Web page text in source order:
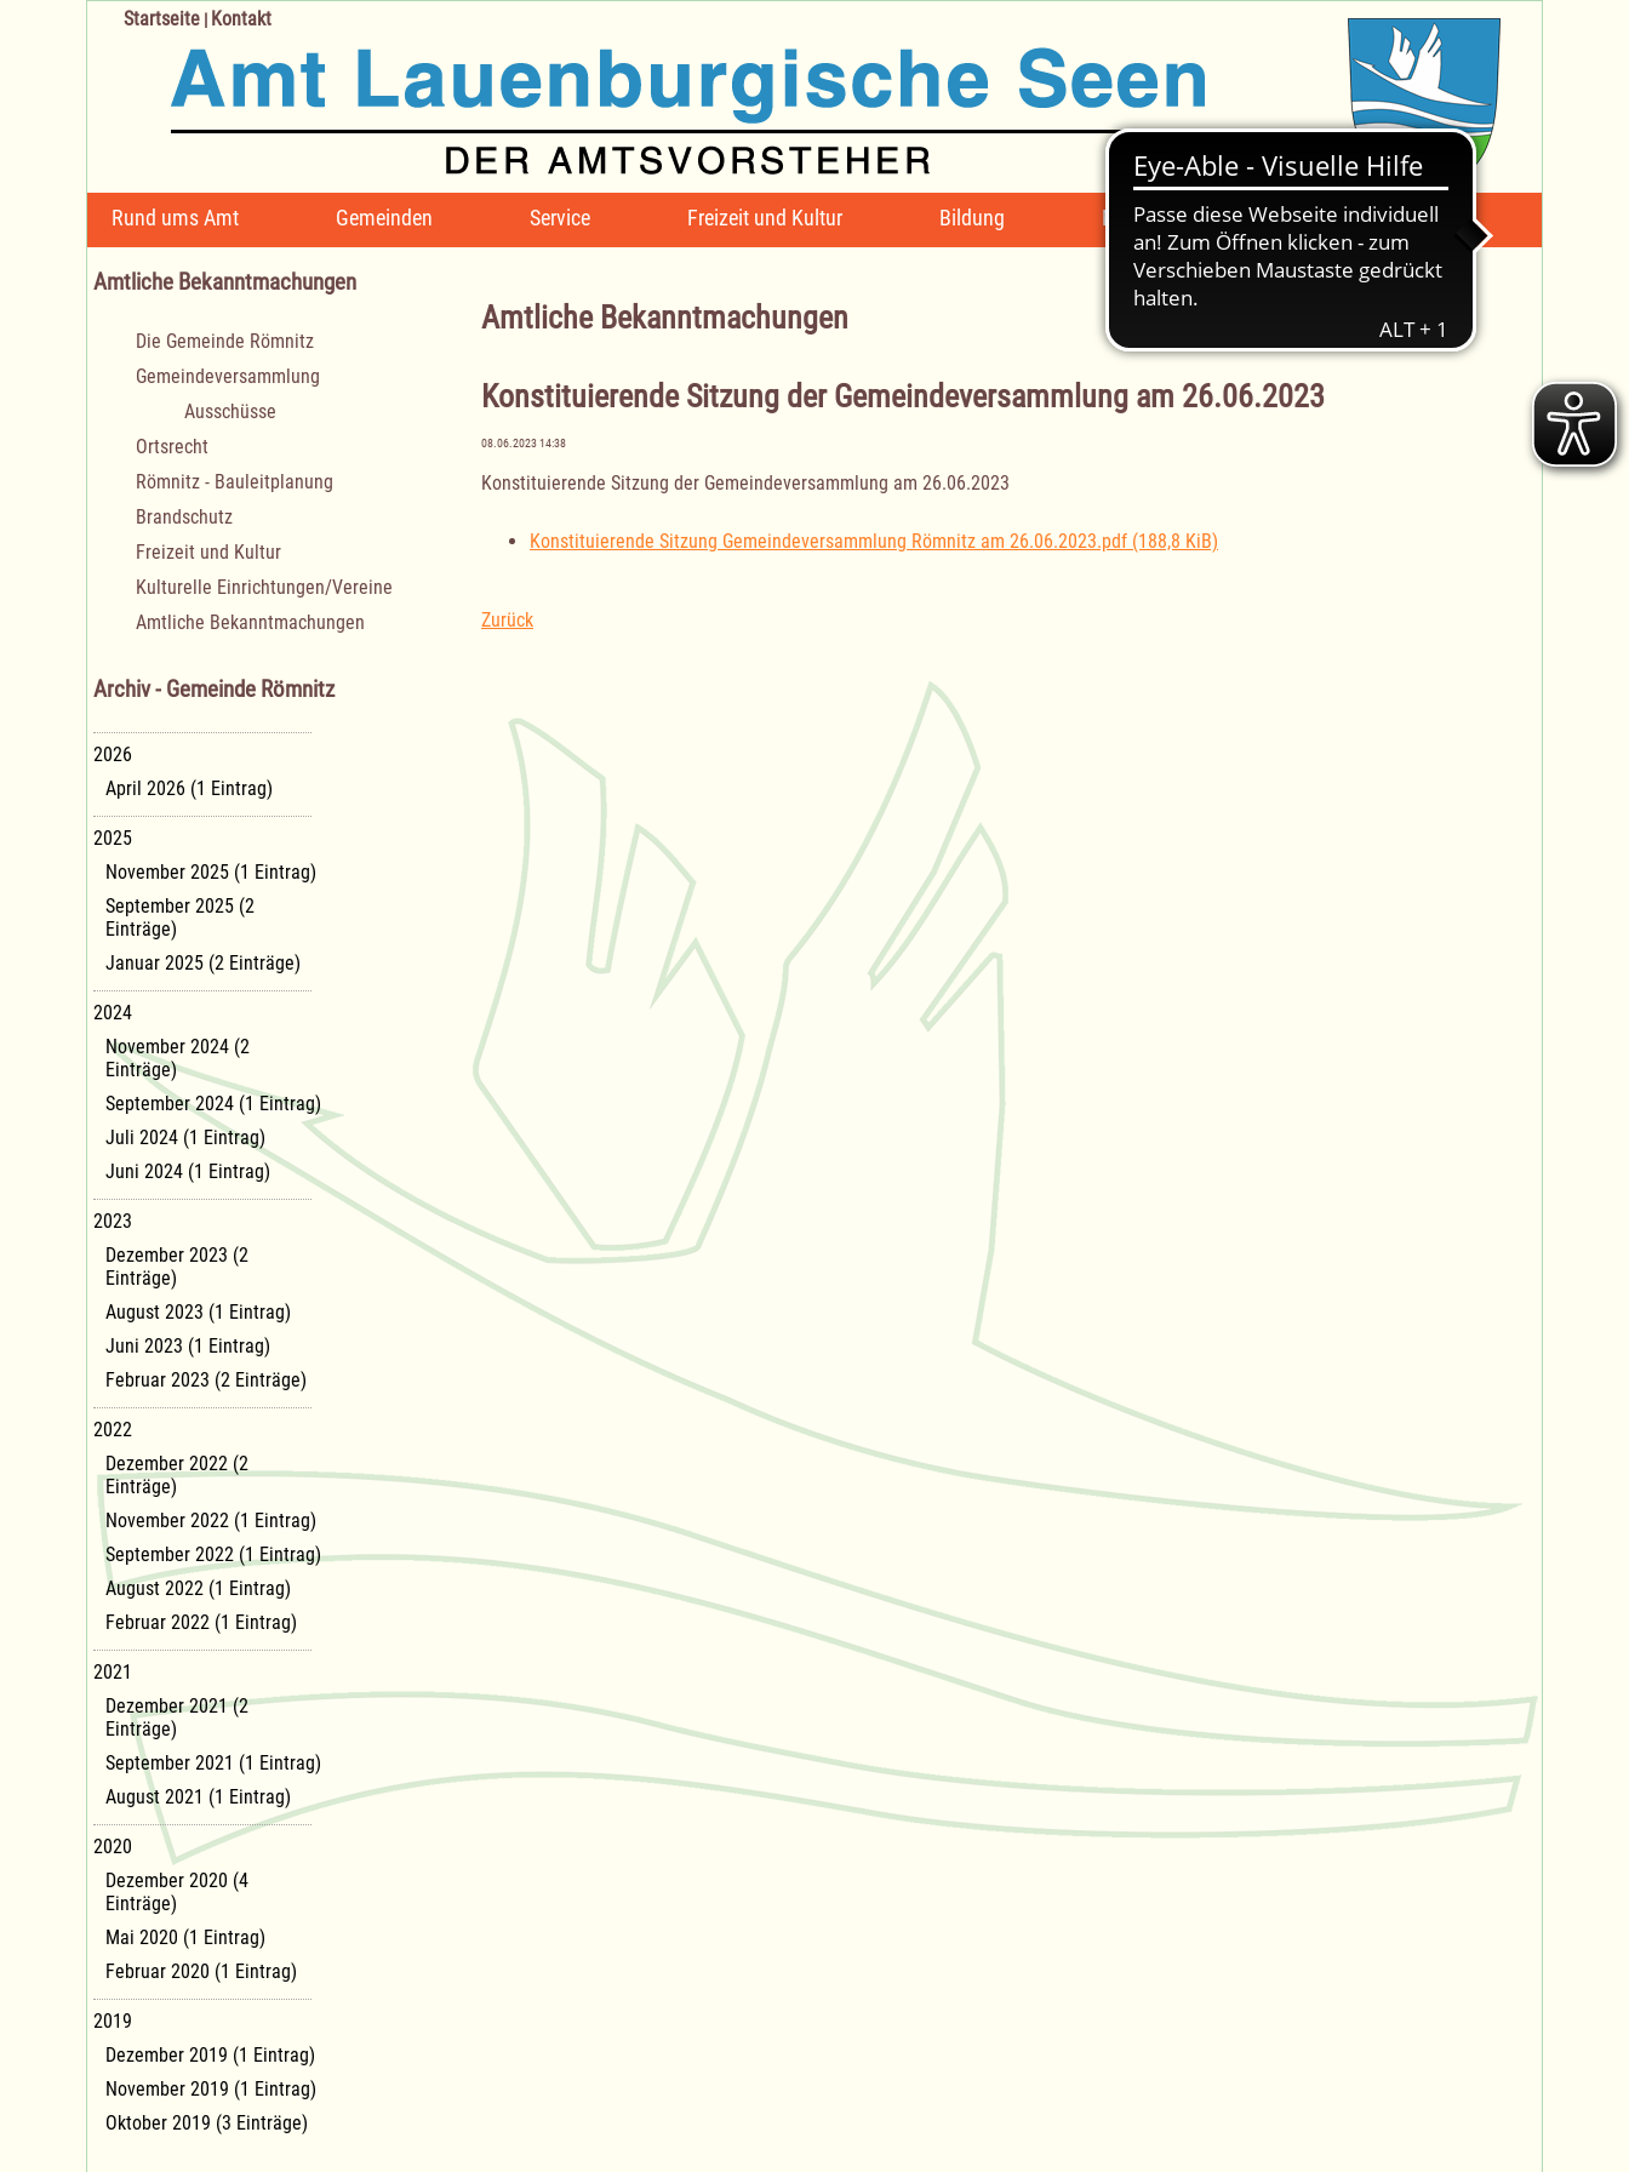
Navigation
überspringen
Rund ums Amt Gemeinden Service Freizeit und Kultur Bildung Mängelmeldung Suche -
Startseite | Kontakt
Amtliche Bekanntmachungen
Konstituierende Sitzung der Gemeindeversammlung am 26.06.2023
08.06.2023 14:38
Konstituierende Sitzung der Gemeindeversammlung am 26.06.2023
Konstituierende Sitzung Gemeindeversammlung Römnitz am 26.06.2023.pdf (188,8 KiB)
Zurück
Amtliche Bekanntmachungen
Navigation
überspringen
Die Gemeinde Römnitz
Gemeindeversammlung
Ausschüsse
Ortsrecht
Römnitz - Bauleitplanung
Brandschutz
Freizeit und Kultur
Kulturelle Einrichtungen/Vereine
Amtliche Bekanntmachungen
Archiv - Gemeinde Römnitz
2026
April 2026 (1 Eintrag)
2025
November 2025 (1 Eintrag)
September 2025 (2
Einträge)
Januar 2025 (2 Einträge)
2024
November 2024 (2
Einträge)
September 2024 (1 Eintrag)
Juli 2024 (1 Eintrag)
Juni 2024 (1 Eintrag)
2023
Dezember 2023 (2
Einträge)
August 2023 (1 Eintrag)
Juni 2023 (1 Eintrag)
Februar 2023 (2 Einträge)
2022
Dezember 2022 (2
Einträge)
November 2022 (1 Eintrag)
September 2022 (1 Eintrag)
August 2022 (1 Eintrag)
Februar 2022 (1 Eintrag)
2021
Dezember 2021 (2
Einträge)
September 2021 (1 Eintrag)
August 2021 (1 Eintrag)
2020
Dezember 2020 (4
Einträge)
Mai 2020 (1 Eintrag)
Februar 2020 (1 Eintrag)
2019
Dezember 2019 (1 Eintrag)
November 2019 (1 Eintrag)
Oktober 2019 (3 Einträge)